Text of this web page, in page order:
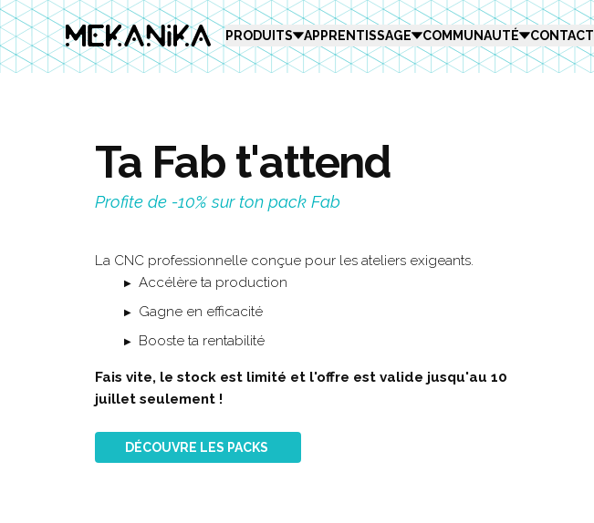
MEKANIKA PRODUITS APPRENTISSAGE COMMUNAUTÉ CONTACT
Ta Fab t'attend
Profite de -10% sur ton pack Fab
La CNC professionnelle conçue pour les ateliers exigeants.
Accélère ta production
Gagne en efficacité
Booste ta rentabilité
Fais vite, le stock est limité et l'offre est valide jusqu'au 10
juillet seulement !
DÉCOUVRE LES PACKS